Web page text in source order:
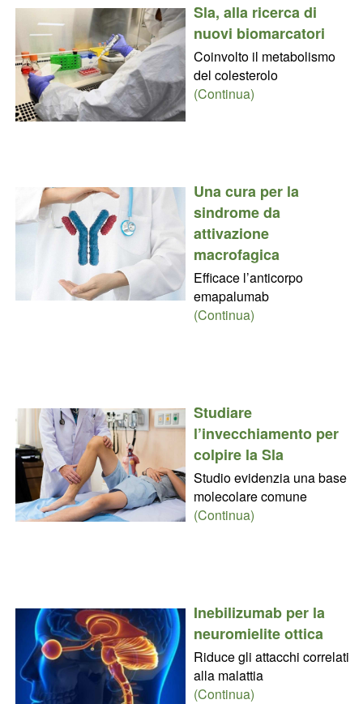
Sla, alla ricerca di
nuovi biomarcatori
Coinvolto il metabolismo
del colesterolo
(Continua)
Una cura per la
sindrome da
attivazione
macrofagica
Efficace l’anticorpo
emapalumab
(Continua)
Studiare
l’invecchiamento per
colpire la Sla
Studio evidenzia una base
molecolare comune
(Continua)
Inebilizumab per la
neuromielite ottica
Riduce gli attacchi correlati
alla malattia
(Continua)